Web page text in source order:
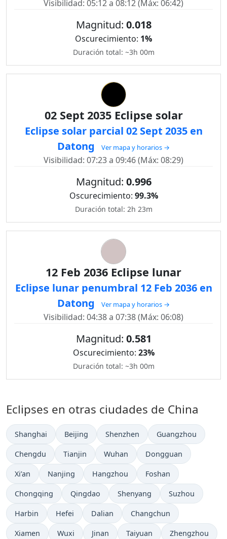
Visibilidad: 05:12 a 08:12 (Máx: 06:42)
Magnitud: 0.018
Oscurecimiento: 1%
Duración total: ~3h 00m
02 Sept 2035 Eclipse solar
Eclipse solar parcial 02 Sept 2035 en
Datong
Ver mapa y horarios →
Visibilidad: 07:23 a 09:46 (Máx: 08:29)
Magnitud: 0.996
Oscurecimiento: 99.3%
Duración total: 2h 23m
12 Feb 2036 Eclipse lunar
Eclipse lunar penumbral 12 Feb 2036 en
Datong
Ver mapa y horarios →
Visibilidad: 04:38 a 07:38 (Máx: 06:08)
Magnitud: 0.581
Oscurecimiento: 23%
Duración total: ~3h 00m
Eclipses en otras ciudades de China
Shanghai Beijing Shenzhen Guangzhou
Chengdu Tianjin Wuhan Dongguan
Xi’an Nanjing Hangzhou Foshan
Chongqing Qingdao Shenyang Suzhou
Harbin Hefei Dalian Changchun
Xiamen Wuxi Jinan Taiyuan Zhengzhou